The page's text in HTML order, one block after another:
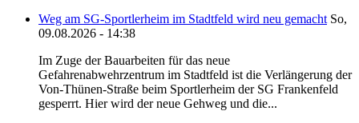
Weg am SG-Sportlerheim im Stadtfeld wird neu gemacht So,
09.08.2026 - 14:38
Im Zuge der Bauarbeiten für das neue
Gefahrenabwehrzentrum im Stadtfeld ist die Verlängerung der
Von-Thünen-Straße beim Sportlerheim der SG Frankenfeld
gesperrt. Hier wird der neue Gehweg und die...